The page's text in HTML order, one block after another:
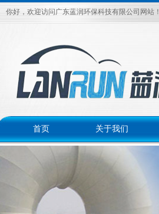
你好，欢迎访问广东蓝润环保科技有限公司网站！
首页 关于我们